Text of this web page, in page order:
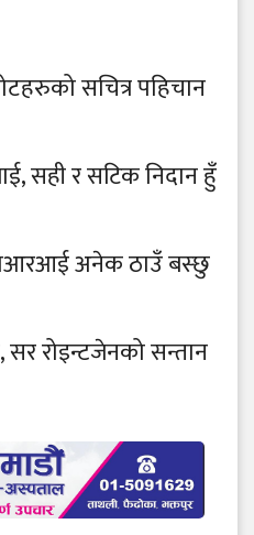
सचित्र पहिचान
सही र सटिक निदान हुँ
अनेक ठाउँ बस्छु
सर रोइन्टजेनको सन्तान